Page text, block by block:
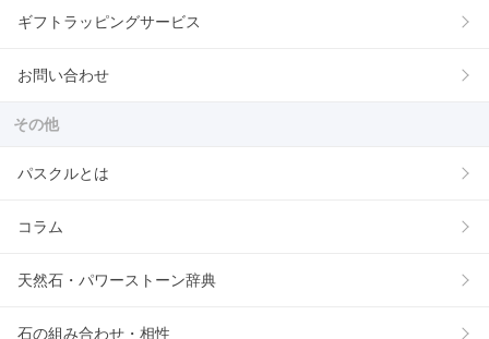
ギフトラッピングサービス
お問い合わせ
その他
パスクルとは
コラム
天然石・パワーストーン辞典
石の組み合わせ・相性